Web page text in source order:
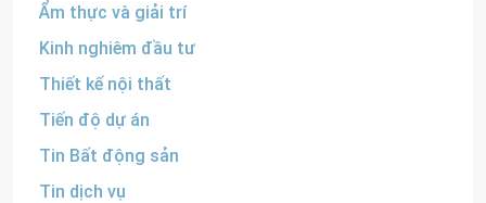
Ẩm thực và giải trí
Kinh nghiêm đầu tư
Thiết kế nội thất
Tiến độ dự án
Tin Bất động sản
Tin dịch vụ